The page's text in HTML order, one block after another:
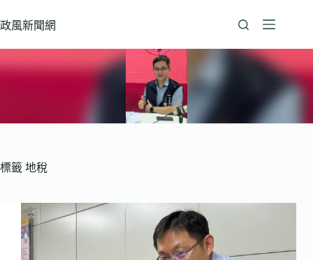
至
政風新聞網
標籤 地稅